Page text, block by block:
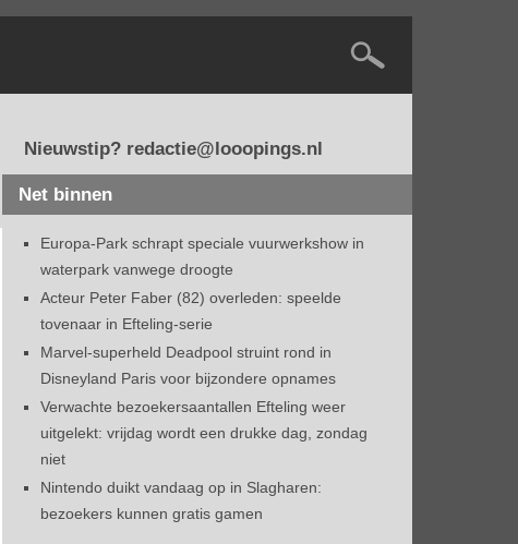
Nieuwstip? redactie@looopings.nl
Net binnen
Europa-Park schrapt speciale vuurwerkshow in
waterpark vanwege droogte
Acteur Peter Faber (82) overleden: speelde
tovenaar in Efteling-serie
Marvel-superheld Deadpool struint rond in
Disneyland Paris voor bijzondere opnames
Verwachte bezoekersaantallen Efteling weer
uitgelekt: vrijdag wordt een drukke dag, zondag
niet
Nintendo duikt vandaag op in Slagharen:
bezoekers kunnen gratis gamen